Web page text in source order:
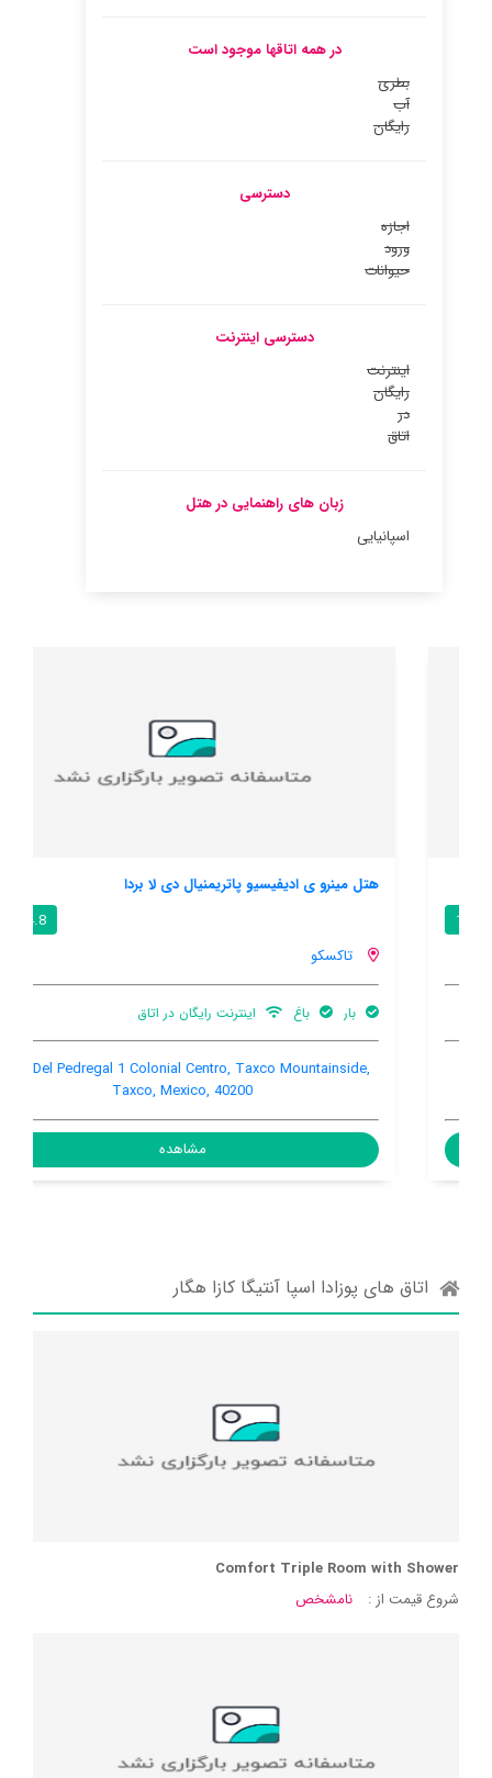
در همه اتاقها موجود است
بطری
آب
رایگان
دسترسی
اجازه
ورود
حیوانات
دسترسی اینترنت
اینترنت
رایگان
در
اتاق
زبان های راهنمایی در هتل
اسپانیایی
هتل مینرو ی ادیفیسیو پاتریمنیال دی لا بردا
تاکسکو
باغ اینترنت رایگان در اتاق
Cerro Del Pedregal 1 Colonial Centro, Taxco Mountainside,
Taxco, Mexico, 40200
اتاق های پوزادا اسپا آنتیگا کازا هگار
Comfort Triple Room with Shower
شروع قیمت از :
نامشخص